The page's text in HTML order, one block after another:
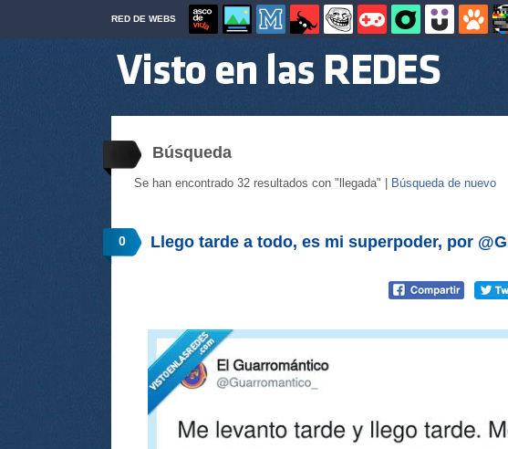
RED DE WEBS
Búsqueda
Se han encontrado 32 resultados con "llegada" | Búsqueda de nuevo
0 Llego tarde a todo, es mi superpoder, por